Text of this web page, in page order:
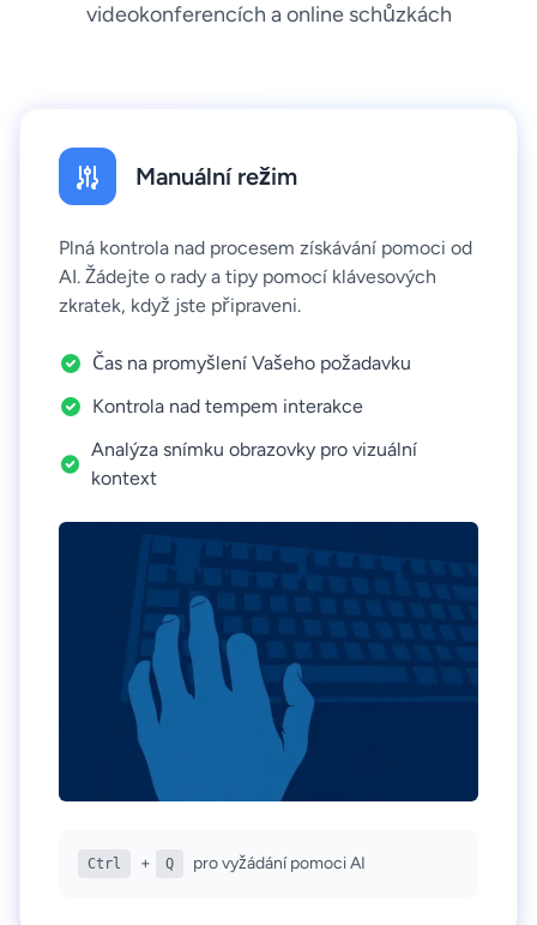
videokonferencích a online schůzkách
Manuální režim
Plná kontrola nad procesem získávání pomoci od
AI. Žádejte o rady a tipy pomocí klávesových
zkratek, když jste připraveni.
Čas na promyšlení Vašeho požadavku
Kontrola nad tempem interakce
Analýza snímku obrazovky pro vizuální
kontext
Ctrl + Q pro vyžádání pomoci AI